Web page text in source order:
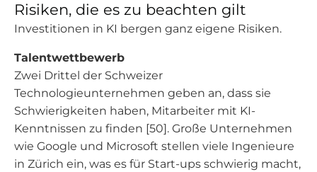
Risiken, die es zu beachten gilt
Investitionen in KI bergen ganz eigene Risiken.
Talentwettbewerb
Zwei Drittel der Schweizer
Technologieunternehmen geben an, dass sie
Schwierigkeiten haben, Mitarbeiter mit KI-
Kenntnissen zu finden [50]. Große Unternehmen
wie Google und Microsoft stellen viele Ingenieure
in Zürich ein, was es für Start-ups schwierig macht,